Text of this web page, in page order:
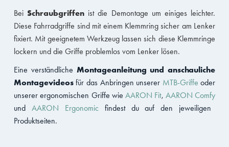
BeiSchraubgriffen ist die Demontage um einiges leichter.
Diese Fahrradgriffe sind mit einem Klemmring sicher am Lenker
fixiert. Mit geeignetem Werkzeug lassen sich diese Klemmringe
lockern und die Griffe problemlos vom Lenker lösen.
Eine verständliche Montageanleitung und anschauliche
Montagevideosfür das Anbringen unserer MTB-Griffe oder
unserer ergonomischen Griffe wieAARON Fit, AARON Comfy
und AARON Ergonomicfindest du auf den jeweiligen
Produktseiten.